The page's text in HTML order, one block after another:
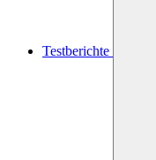
Testberichte